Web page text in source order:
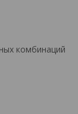
комбинаций